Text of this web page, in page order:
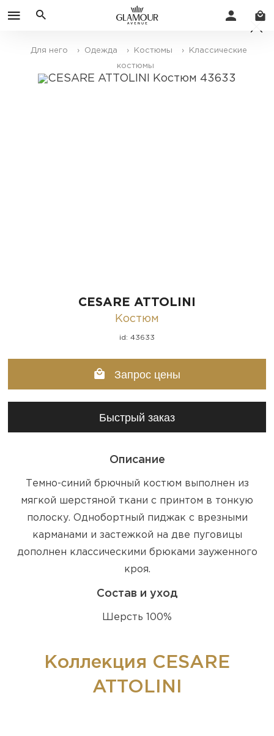
Для него › Одежда › Костюмы › Классические
костюмы
CESARE ATTOLINI
Костюм
id: 43633
Запрос цены
Быстрый заказ
Описание
Темно-синий брючный костюм выполнен из
мягкой шерстяной ткани с принтом в тонкую
полоску. Однобортный пиджак с врезными
карманами и застежкой на две пуговицы
дополнен классическими брюками зауженного
кроя.
Состав и уход
Шерсть 100%
Коллекция CESARE
ATTOLINI